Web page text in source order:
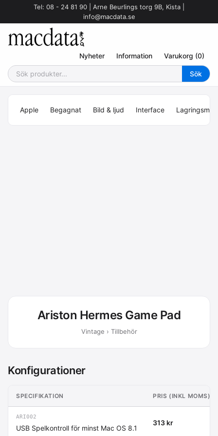
Tel: 08 - 24 81 90 | Arne Beurlings torg 9B, Kista |
info@macdata.se
Nyheter Information Varukorg (0)
Apple Begagnat Bild & ljud Interface
Ariston Hermes Game Pad
Vintage › Tillbehör
Konfigurationer
SPECIFIKATION PRIS (INKL MOMS)
ARI002
USB Spelkontroll för minst Mac OS 8.1
313 kr